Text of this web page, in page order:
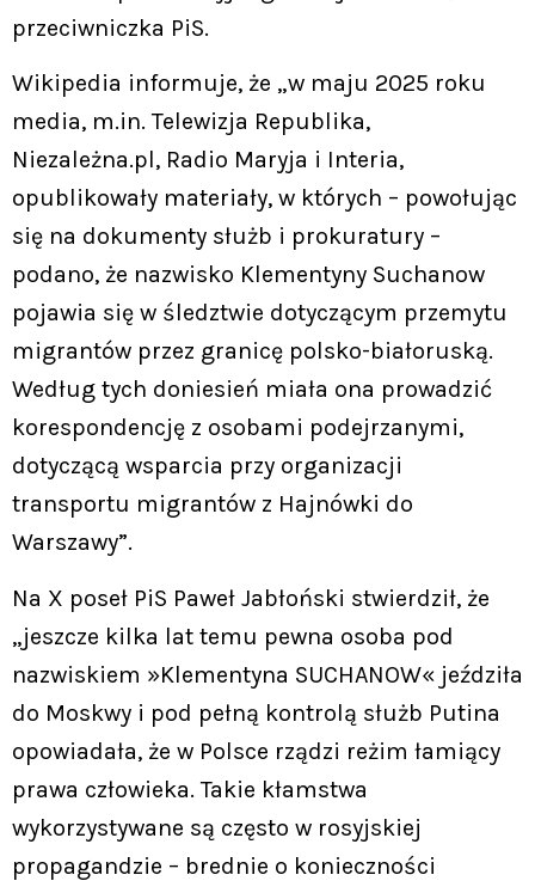
przeciwniczka PiS.
Wikipedia informuje, że „w maju 2025 roku
media, m.in. Telewizja Republika,
Niezależna.pl, Radio Maryja i Interia,
opublikowały materiały, w których – powołując
się na dokumenty służb i prokuratury –
podano, że nazwisko Klementyny Suchanow
pojawia się w śledztwie dotyczącym przemytu
migrantów przez granicę polsko-białoruską.
Według tych doniesień miała ona prowadzić
korespondencję z osobami podejrzanymi,
dotyczącą wsparcia przy organizacji
transportu migrantów z Hajnówki do
Warszawy”.
Na X poseł PiS Paweł Jabłoński stwierdził, że
„jeszcze kilka lat temu pewna osoba pod
nazwiskiem »Klementyna SUCHANOW« jeździła
do Moskwy i pod pełną kontrolą służb Putina
opowiadała, że w Polsce rządzi reżim łamiący
prawa człowieka. Takie kłamstwa
wykorzystywane są często w rosyjskiej
propagandzie – brednie o konieczności